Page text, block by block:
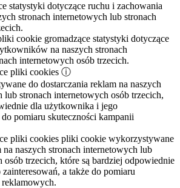
statystyki dotyczące ruchu i zachowania
stronach internetowych lub stronach
cookie gromadzące statystyki dotyczące
na naszych stronach
internetowych osób trzecich.
pliki cookies ⓘ
do dostarczania reklam na naszych
lub stronach internetowych osób trzecich,
dla użytkownika i jego
pomiaru skuteczności kampanii
pliki cookies pliki cookie wykorzystywane
na naszych stronach internetowych lub
osób trzecich, które są bardziej odpowiednie
a także do pomiaru